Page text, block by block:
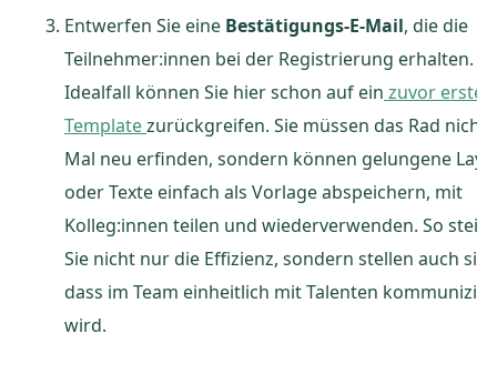
Entwerfen Sie eine Bestätigungs-E-Mail, die die
Teilnehmer:innen bei der Registrierung erhalten.
Idealfall können Sie hier schon auf ein zuvor
Templatezurückgreifen. Sie müssen das Rad nicht
Mal neu erfinden, sondern können gelungene
oder Texte einfach als Vorlage abspeichern, mit
Kolleg:innen teilen und wiederverwenden. So
Sie nicht nur die Effizienz, sondern stellen auch
dass im Team einheitlich mit Talenten
wird.